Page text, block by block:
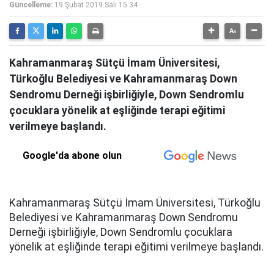
Güncelleme: 19 Şubat 2019 Salı 15:34
Kahramanmaraş Sütçü İmam Üniversitesi,
Türkoğlu Belediyesi ve Kahramanmaraş Down
Sendromu Derneği işbirliğiyle, Down Sendromlu
çocuklara yönelik at eşliğinde terapi eğitimi
verilmeye başlandı.
Google'da abone olun
Kahramanmaraş Sütçü İmam Üniversitesi, Türkoğlu
Belediyesi ve Kahramanmaraş Down Sendromu
Derneği işbirliğiyle, Down Sendromlu çocuklara
yönelik at eşliğinde terapi eğitimi verilmeye başlandı.